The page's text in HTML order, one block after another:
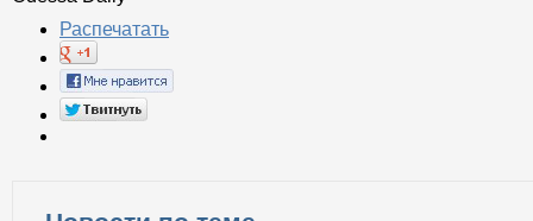
Распечатать